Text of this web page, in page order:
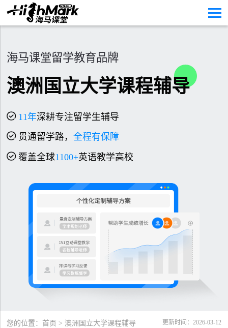
海马课堂留学教育品牌
澳洲国立大学课程辅导
11年深耕专注留学生辅导
贯通留学路， 全程有保障
覆盖全球1100+英语教学高校
您的位置：首页 > 澳洲国立大学课程辅导 更新时间：2026-03-12